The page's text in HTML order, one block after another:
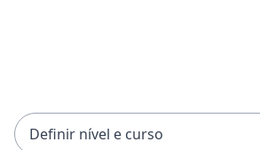
Definir nível e curso